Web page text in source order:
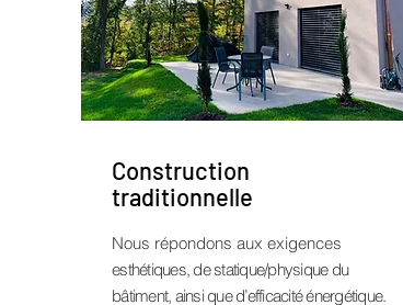
Construction
traditionnelle
Nous répondons aux exigences
esthétiques, de statique/physique du
bâtiment, ainsi que d’efficacité énergétique.